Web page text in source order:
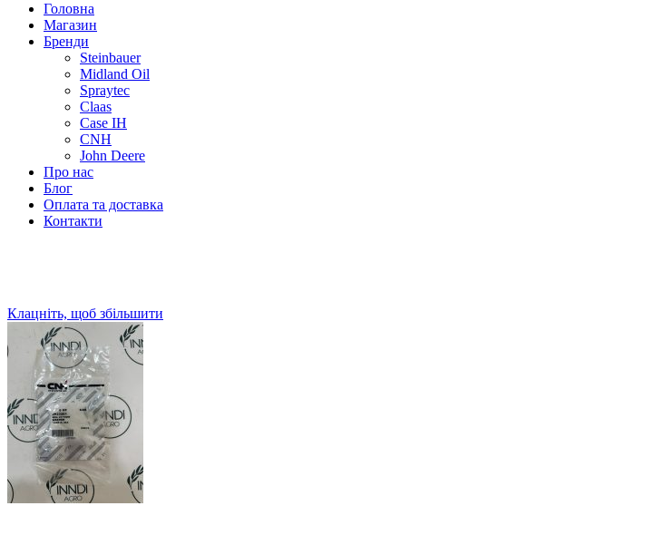
Головна
Магазин
Бренди
Steinbauer
Midland Oil
Spraytec
Claas
Case IH
CNH
John Deere
Про нас
Блог
Оплата та доставка
Контакти
Клацніть, щоб збільшити